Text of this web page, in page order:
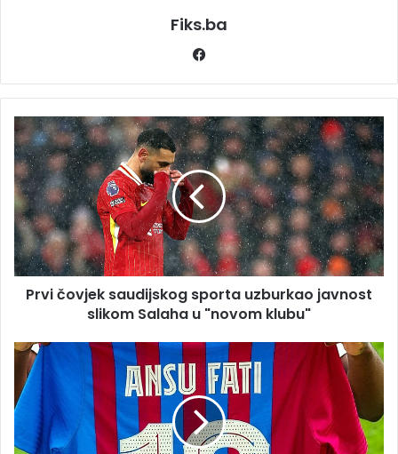
Fiks.ba
Prvi
čovjek
saudijskog
sporta
uzburkao
javnost
slikom
Salaha
u
"novom
Prvi čovjek saudijskog sporta uzburkao javnost
slikom Salaha u "novom klubu"
Barcelona
konačno
ispravlja
nepravdu:
Poznato
ko